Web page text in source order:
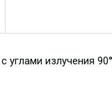
углами излучения